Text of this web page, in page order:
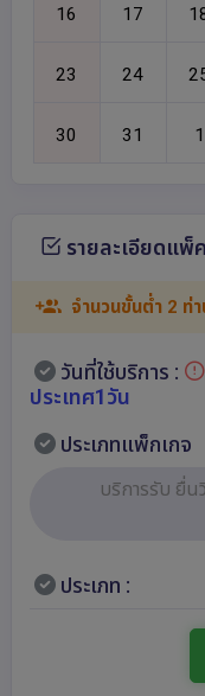
รายละเอียดแพ็
จำนวนขั้นต่ำ 2 ท่
วันที่ใช้บริการ :
ประเทศ1วัน
ประเภทแพ็กเกจ
บริการรับ ยื่น
ประเภท :